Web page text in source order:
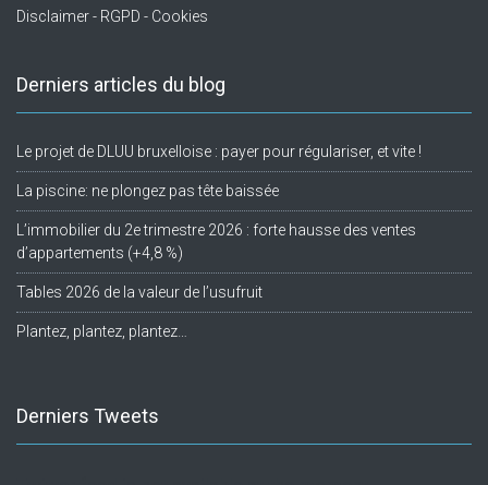
Disclaimer - RGPD - Cookies
Derniers articles du blog
Le projet de DLUU bruxelloise : payer pour régulariser, et vite !
La piscine: ne plongez pas tête baissée
L’immobilier du 2e trimestre 2026 : forte hausse des ventes
d’appartements (+4,8 %)
Tables 2026 de la valeur de l’usufruit
Plantez, plantez, plantez…
Derniers Tweets